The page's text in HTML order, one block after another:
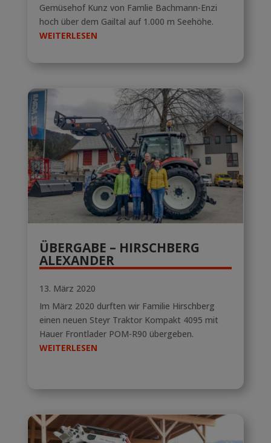
Gemüsehof Kunz von Famlie Bachmann-Enzi
hoch über dem Gailtal auf 1.000 m Seehöhe.
WEITERLESEN
ÜBERGABE – HIRSCHBERG
ALEXANDER
13. März 2020
Im März 2020 durften wir Familie Hirschberg
einen neuen Steyr Traktor Kompakt 4095 mit
Hauer Frontlader POM-R90 übergeben.
WEITERLESEN